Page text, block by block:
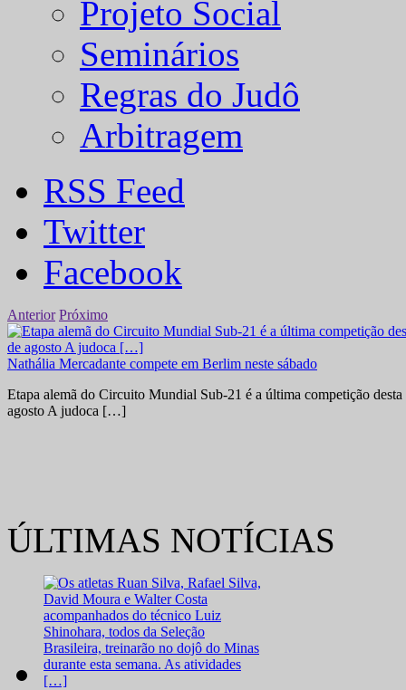
Projeto Social
Seminários
Regras do Judô
Arbitragem
RSS Feed
Twitter
Facebook
Anterior Próximo
Nathália Mercadante compete em Berlim neste sábado
Etapa alemã do Circuito Mundial Sub-21 é a última competição
agosto A judoca […]
ÚLTIMAS NOTÍCIAS